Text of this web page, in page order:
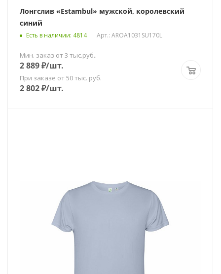
Лонгслив «Estambul» мужской, королевский
синий
Есть в наличии: 4814 Арт.: AROA1031SU170L
Мин. заказ от 3 тыс.руб..
2 889₽/шт.
При заказе от 50 тыс. руб.
2 802₽/шт.